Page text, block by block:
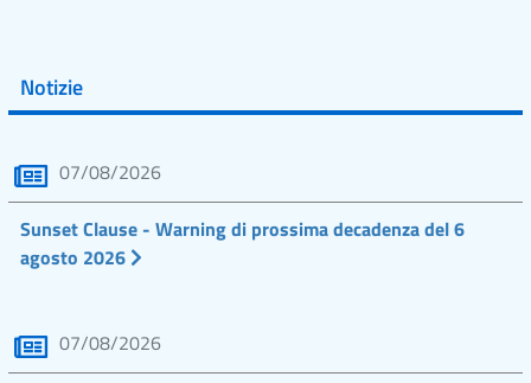
Notizie
07/08/2026
Sunset Clause - Warning di prossima decadenza del 6
agosto 2026
07/08/2026